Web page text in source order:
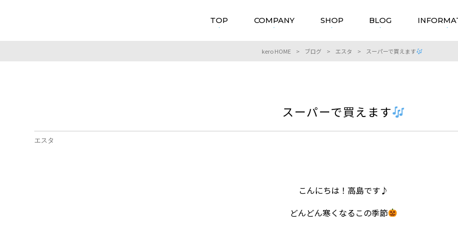
TOP COMPANY SHOP BLOG
kero HOME > ブログ > エスタ > スーパーで買えます
スーパーで買えます
エスタ
こんにちは！高島です♪
どんどん寒くなるこの季節